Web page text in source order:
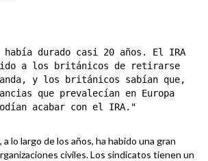
durado casi 20 años. El IRA
a los británicos de retirarse
y los británicos sabían que,
que prevalecían en Europa
acabar con el IRA."
lo largo de los años, ha habido una gran
civiles. Los sindicatos tienen un